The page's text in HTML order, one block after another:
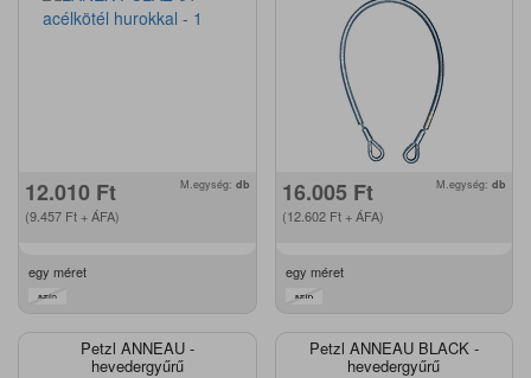
12.010 Ft
(9.457 Ft + ÁFA)
M.egység: db
egy méret
16.005 Ft
(12.602 Ft+ ÁFA)
M.egység: db
egy méret
Petzl ANNEAU -
hevedergyűrű
Petzl ANNEAU BLACK -
hevedergyűrű